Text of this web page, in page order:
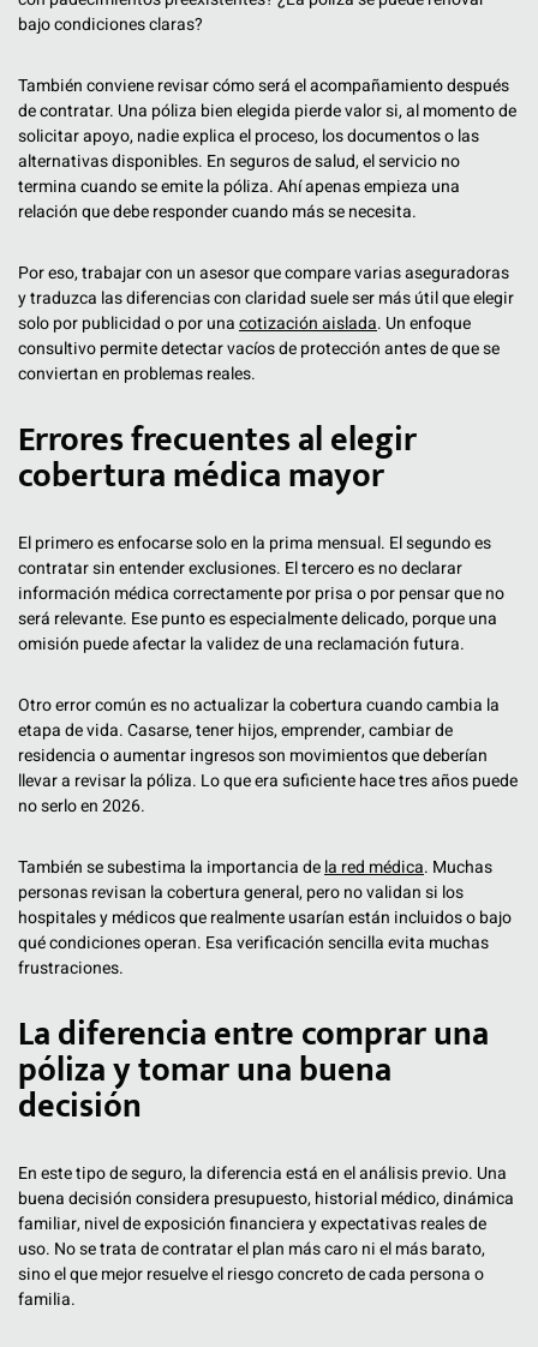
bajo condiciones claras?
También conviene revisar cómo será el acompañamiento después
de contratar. Una póliza bien elegida pierde valor si, al momento de
solicitar apoyo, nadie explica el proceso, los documentos o las
alternativas disponibles. En seguros de salud, el servicio no
termina cuando se emite la póliza. Ahí apenas empieza una
relación que debe responder cuando más se necesita.
Por eso, trabajar con un asesor que compare varias aseguradoras
y traduzca las diferencias con claridad suele ser más útil que elegir
solo por publicidad o por unacotización aislada. Un enfoque
consultivo permite detectar vacíos de protección antes de que se
conviertan en problemas reales.
Errores frecuentes al elegir
cobertura médica mayor
El primero es enfocarse solo en la prima mensual. El segundo es
contratar sin entender exclusiones. El tercero es no declarar
información médica correctamente por prisa o por pensar que no
será relevante. Ese punto es especialmente delicado, porque una
omisión puede afectar la validez de una reclamación futura.
Otro error común es no actualizar la cobertura cuando cambia la
etapa de vida. Casarse, tener hijos, emprender, cambiar de
residencia o aumentar ingresos son movimientos que deberían
llevar a revisar la póliza. Lo que era suficiente hace tres años puede
no serlo en 2026.
También se subestima la importancia dela red médica. Muchas
personas revisan la cobertura general, pero no validan si los
hospitales y médicos que realmente usarían están incluidos o bajo
qué condiciones operan. Esa verificación sencilla evita muchas
frustraciones.
La diferencia entre comprar una
póliza y tomar una buena
decisión
En este tipo de seguro, la diferencia está en el análisis previo. Una
buena decisión considera presupuesto, historial médico, dinámica
familiar, nivel de exposición financiera y expectativas reales de
uso. No se trata de contratar el plan más caro ni el más barato,
sino el que mejor resuelve el riesgo concreto de cada persona o
familia.